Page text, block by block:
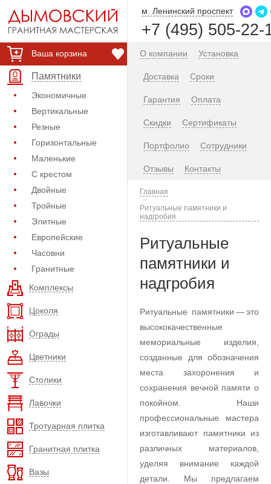
Ваша корзина
Памятники
Экономичные
Вертикальные
Резные
Горизонтальные
Маленькие
С крестом
Двойные
Тройные
Элитные
Европейские
Часовни
Гранитные
Комплексы
Цоколя
Ограды
Цветники
Столики
Лавочки
Тротуарная плитка
Гранитная плитка
Вазы
м. Ленинский проспект
+7 (495) 505-22-
О компании Установка
Доставка Сроки
Гарантия Оплата
Скидки Сертификаты
Портфолио Сотрудники
Отзывы Контакты
Главная
Ритуальные памятники и
надгробия
Ритуальные
памятники и
надгробия
Ритуальные памятники — это
высококачественные
мемориальные изделия,
созданные для обозначения
места захоронения и
сохранения вечной памяти о
покойном. Наши
профессиональные мастера
изготавливают памятники из
различных материалов,
уделяя внимание каждой
детали. Мы предлагаем